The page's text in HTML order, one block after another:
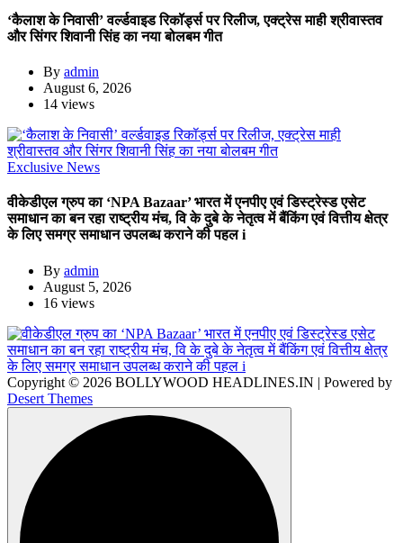
‘कैलाश के निवासी’ वर्ल्डवाइड रिकॉर्ड्स पर रिलीज, एक्ट्रेस माही श्रीवास्तव
और सिंगर शिवानी सिंह का नया बोलबम गीत
By admin
August 6, 2026
14 views
Exclusive News
वीकेडीएल ग्रुप का ‘NPA Bazaar’ भारत में एनपीए एवं डिस्ट्रेस्ड एसेट
समाधान का बन रहा राष्ट्रीय मंच, वि के दुबे के नेतृत्व में बैंकिंग एवं वित्तीय क्षेत्र
के लिए समग्र समाधान उपलब्ध कराने की पहल i
By admin
August 5, 2026
16 views
Copyright © 2026 BOLLYWOOD HEADLINES.IN | Powered by
Desert Themes